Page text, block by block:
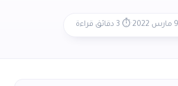
·⏱️ 3 دقائق قراءة